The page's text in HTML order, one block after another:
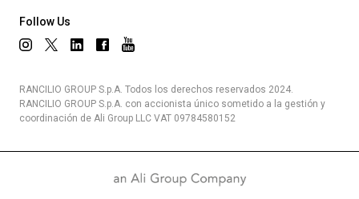
Follow Us
RANCILIO GROUP S.p.A. Todos los derechos reservados 2024.
RANCILIO GROUP S.p.A. con accionista único sometido a la gestión y
coordinación de Ali Group LLC VAT 09784580152